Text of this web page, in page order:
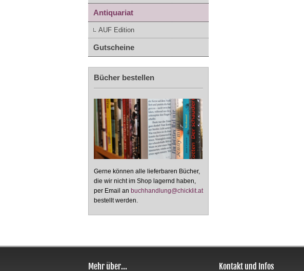
Antiquariat
AUF Edition
Gutscheine
Bücher bestellen
Gerne können alle lieferbaren Bücher,
die wir nicht im Shop lagernd haben,
per Email an buchhandlung@chicklit.at
bestellt werden.
Mehr über... Kontakt und Infos